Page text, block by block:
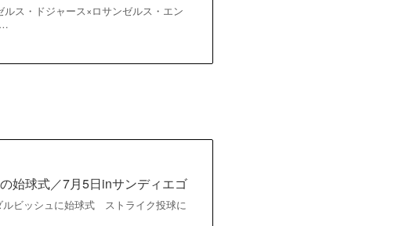
ス・ドジャース×ロサンゼルス・エン
始球式／7月5日inサンディエゴ
ルビッシュに始球式 ストライク投球に